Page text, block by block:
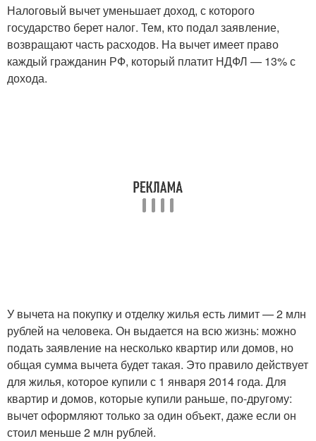
Налоговый вычет уменьшает доход, с которого
государство берет налог. Тем, кто подал заявление,
возвращают часть расходов. На вычет имеет право
каждый гражданин РФ, который платит НДФЛ — 13% с
дохода.
У вычета на покупку и отделку жилья есть лимит — 2 млн
рублей на человека. Он выдается на всю жизнь: можно
подать заявление на несколько квартир или домов, но
общая сумма вычета будет такая. Это правило действует
для жилья, которое купили с 1 января 2014 года. Для
квартир и домов, которые купили раньше, по-другому:
вычет оформляют только за один объект, даже если он
стоил меньше 2 млн рублей.